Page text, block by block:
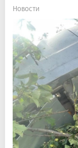
Новости